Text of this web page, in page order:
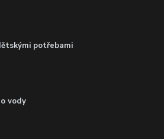
potřebami
vody